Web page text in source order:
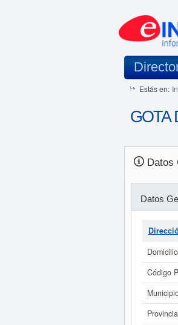
Estás en:
GOTA
Datos
Datos
Código
Provincia